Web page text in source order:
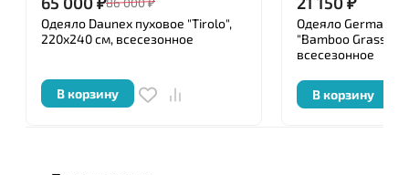
Одеяло Daunex пуховое "Tirolo",
220x240 см, всесезонное
В корзину
Одеяло German
"Bamboo Grass",
всесезонное
В корзину